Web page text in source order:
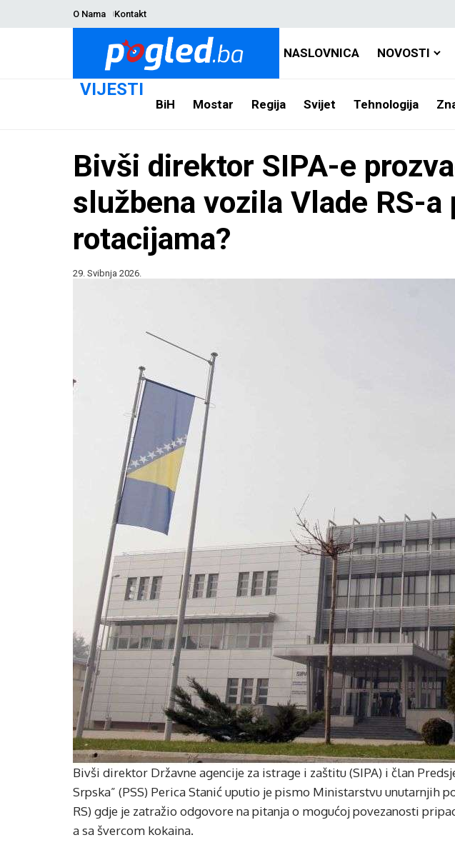
O Nama Kontakt
NASLOVNICA NOVOSTI
VIJESTI
BiH Mostar Regija Svijet Tehnologija
Bivši direktor SIPA-e
službena vozila Vlade RS-
rotacijama?
29. Svibnja 2026.
Bivši direktor Državne agencije za istrage i zaštitu (SIPA) i član
Srpska” (PSS) Perica Stanić uputio je pismo Ministarstvu unutarnjih
RS) gdje je zatražio odgovore na pitanja o mogućoj povezanosti
a sa švercom kokaina.